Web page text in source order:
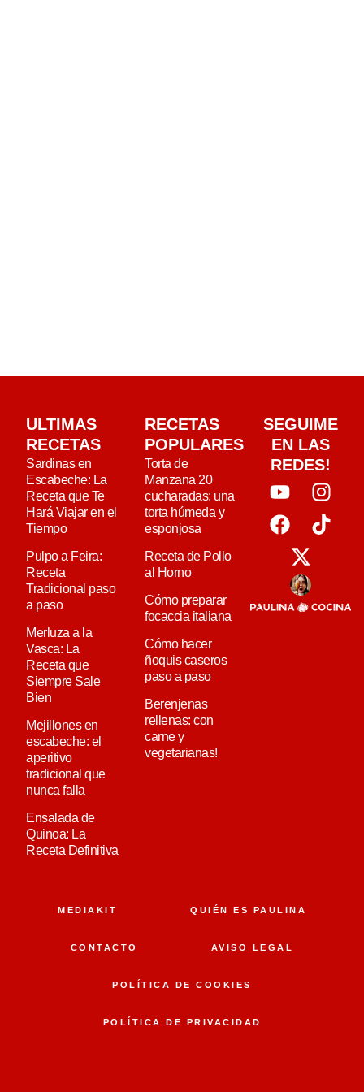
ULTIMAS
RECETAS
Sardinas en
Escabeche: La
Receta que Te
Hará Viajar en el
Tiempo
Pulpo a Feira:
Receta
Tradicional paso
a paso
Merluza a la
Vasca: La
Receta que
Siempre Sale
Bien
Mejillones en
escabeche: el
aperitivo
tradicional que
nunca falla
Ensalada de
Quinoa: La
Receta Definitiva
RECETAS
POPULARES
Torta de
Manzana 20
cucharadas: una
torta húmeda y
esponjosa
Receta de Pollo
al Horno
Cómo preparar
focaccia italiana
Cómo hacer
ñoquis caseros
paso a paso
Berenjenas
rellenas: con
carne y
vegetarianas!
SEGUIME
EN LAS
REDES!
MEDIAKIT QUIÉN ES PAULINA
CONTACTO AVISO LEGAL
POLÍTICA DE COOKIES
POLÍTICA DE PRIVACIDAD